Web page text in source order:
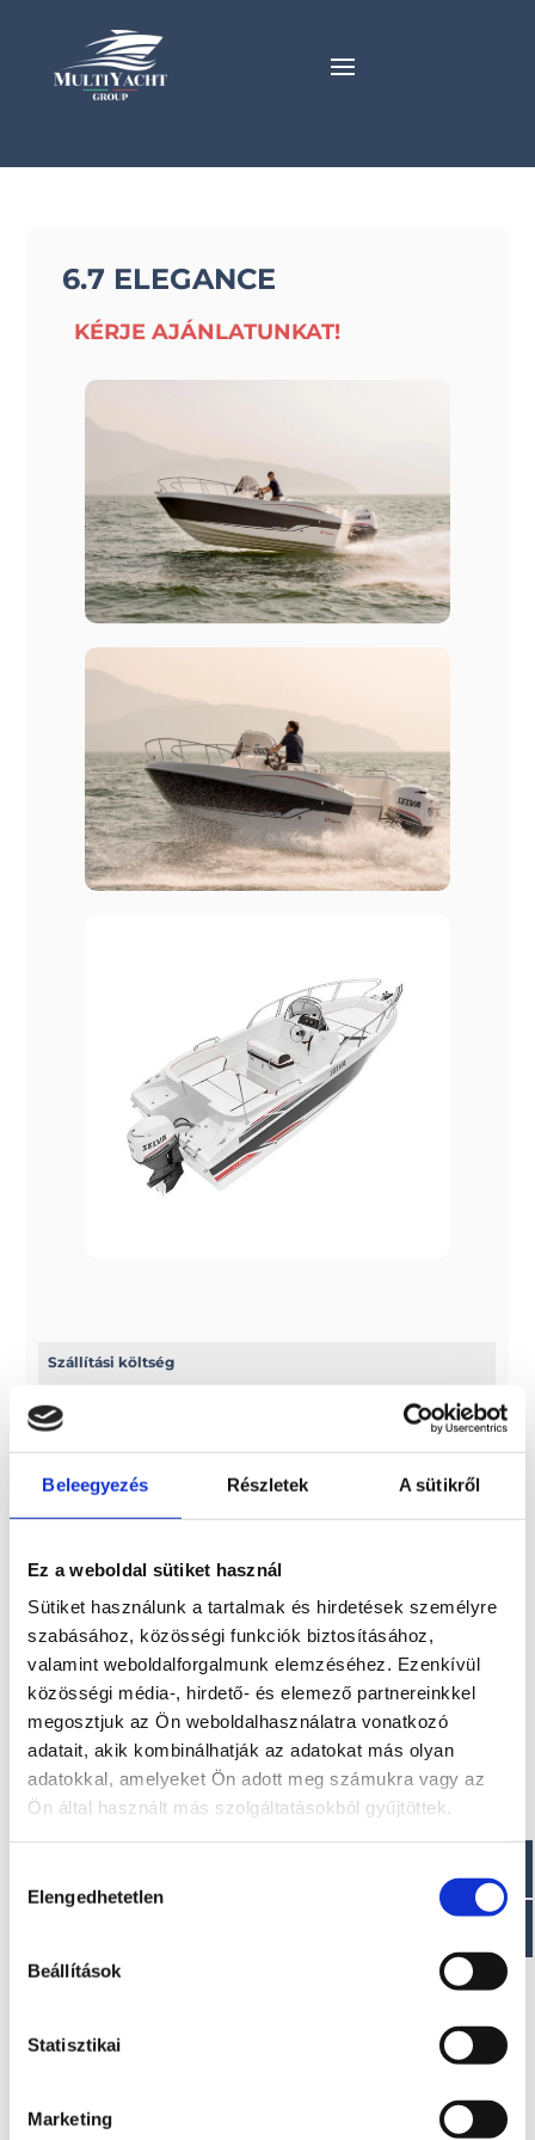
Beleegyezés Részletek A sütikről
Ez a weboldal sütiket használ
Sütiket használunk a tartalmak és hirdetések személyre
szabásához, közösségi funkciók biztosításához,
valamint weboldalforgalmunk elemzéséhez. Ezenkívül
közösségi média-, hirdető- és elemező partnereinkkel
megosztjuk az Ön weboldalhasználatra vonatkozó
adatait, akik kombinálhatják az adatokat más olyan
adatokkal, amelyeket Ön adott meg számukra vagy az
Ön által használt más szolgáltatásokból gyűjtöttek.
kiválasztása
Elengedhetetlen
Beállítások
Statisztikai
Marketing
6.7 ELEGANCE
KÉRJE AJÁNLATUNKAT!
Méretek
Hossz: 665 cm
Szélesség: 250 cm
Száraz tömeg : ~ 950 kg
Paraméterek
Maximális teljesítmény: 112 (152) LE
Szállítási költség
Az ár nem tartalmazza a szállítási költséget! 7 méterig
2.500 euro + ÁFA, 7 méter fölött pedig 3.000 euro + ÁFA a
szállítási díj
A típussal kapcsolatos további információkat az alábbi